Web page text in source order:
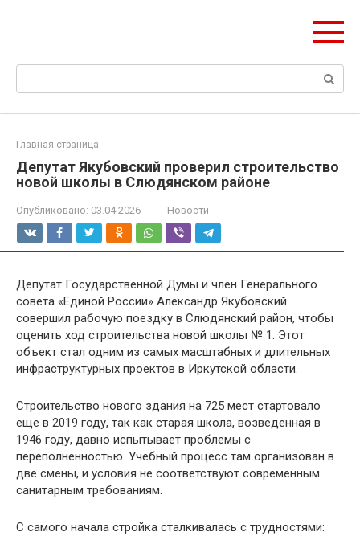
Поиск:
Главная страница
Депутат Якубовский проверил строительство
новой школы в Слюдянском районе
Опубликовано: 03.04.2026 Новости
Депутат Государственной Думы и член Генерального
совета «Единой России» Александр Якубовский
совершил рабочую поездку в Слюдянский район, чтобы
оценить ход строительства новой школы № 1. Этот
объект стал одним из самых масштабных и длительных
инфраструктурных проектов в Иркутской области.
Строительство нового здания на 725 мест стартовало
еще в 2019 году, так как старая школа, возведенная в
1946 году, давно испытывает проблемы с
переполненностью. Учебный процесс там организован в
две смены, и условия не соответствуют современным
санитарным требованиям.
С самого начала стройка сталкивалась с трудностями: